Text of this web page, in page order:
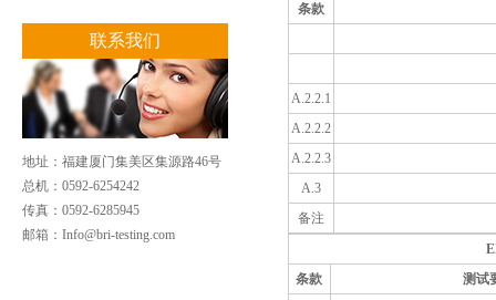
联系我们
地址：福建厦门集美区集源路46号
总机：0592-6254242
传真：0592-6285945
邮箱： Info@bri-testing.com
条款
A.2.2.1
A.2.2.2
A.2.2.3
A.3
备注
条款
测试